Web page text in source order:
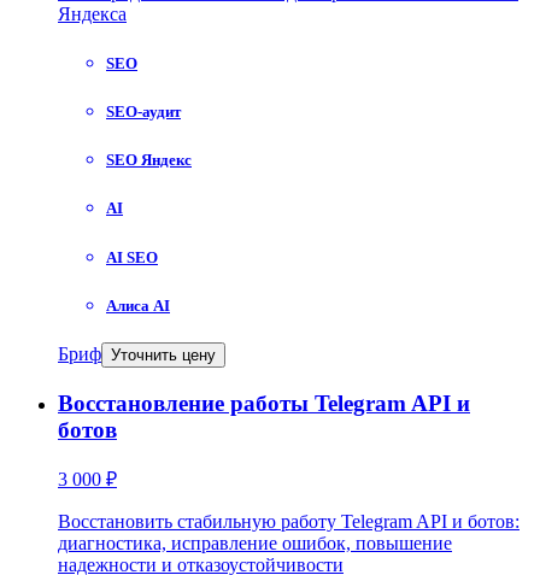
Яндекса
SEO
SEO-аудит
SEO Яндекс
AI
AI SEO
Алиса AI
Бриф Уточнить цену
Восстановление работы Telegram API и
ботов
3 000 ₽
Восстановить стабильную работу Telegram API и ботов:
диагностика, исправление ошибок, повышение
надежности и отказоустойчивости